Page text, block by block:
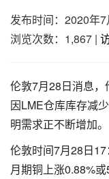
发布时间：2020年7
浏览次数：1,867 |
伦敦7月28日消息
因LME仓库库存减
明需求正不断增加。
伦敦时间7月28日
月期铜上涨0.88%